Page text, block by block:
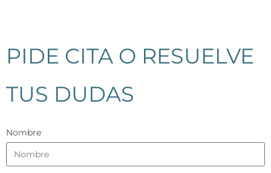
PIDE CITA O RESUELVE
TUS DUDAS
Nombre